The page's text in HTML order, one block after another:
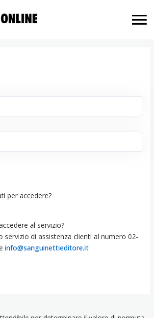
per accedere?
al servizio?
servizio di assistenza clienti al numero 02-
info@sanguinettieditore.it